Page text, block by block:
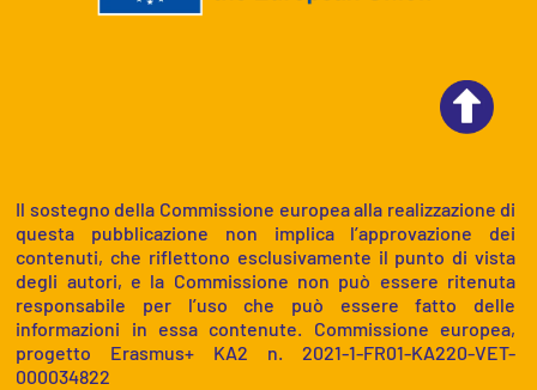
Il sostegno della Commissione europea alla realizzazione di
questa pubblicazione non implica l’approvazione dei
contenuti, che riflettono esclusivamente il punto di vista
degli autori, e la Commissione non può essere ritenuta
responsabile per l’uso che può essere fatto delle
informazioni in essa contenute. Commissione europea,
progetto Erasmus+ KA2 n. 2021-1-FR01-KA220-VET-
000034822